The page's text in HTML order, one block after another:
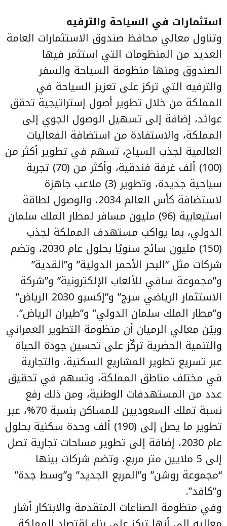
استثمارات في السياحة والترفيه
وتناول معالي محافظ صندوق الاستثمارات العامة
العديد من المنظومات التي استثمر فيها
الصندوق ومنها منظومة السياحة والسفر
والترفيه التي تركز على تعزيز السياحة في
المملكة من خلال تطوير أصول إستراتيجية تحقق
عوائد، إضافة إلى تسهيل الوصول الجوي إلى
المملكة، والاستفادة من استضافة الفعاليات
العالمية لجذب السياح، تسهم في تطوير أكثر من
(100) ألف غرفة فندقية، وأكثر من (70) تجربة
سياحية جديدة، وتطوير (3) ملاعب جاهزة
لاستضافة كأس العالم 2034، والوصول لطاقة
استيعابية (96) مليون مسافر لمطار الملك سلمان
الدولي، بما يواكب مستهدف المملكة لجذب
(150) مليون سائح سنويًا بحلول عام 2030، وتضم
شركات مثل “البحر الأحمر الدولية” و”القدية”
و”مجموعة سافي للألعاب الإلكترونية” و”شركة
الاستثمار الرياضي سرج” و”إكسبو 2030 الرياض”
و”مطار الملك سلمان الدولي” و”طيران الرياض”.
وبيّن معالي الرميان أن منظومة التطوير العمراني
والتنمية الحضرية تركّز على تحسين جودة الحياة
عبر تسريع تطوير المشاريع السكنية، والتجارية
في مختلف مناطق المملكة، وتسهم في تحقيق
عدد من المستهدفات الوطنية، ومن ذلك رفع
نسبة تملك السعوديين للمساكن بنسبة 70%، عبر
تطوير ما يصل إلى (190) ألف وحدة سكنية بحلول
عام 2030، إضافة إلى تطوير مساحات تجارية تصل
إلى 5 ملايين متر مربع، وتضم شركات بينها
“مجموعة روشن” و”المربع الجديد” و”وسط جدة”
و”كافد”.
وفي منظومة الصناعات المتقدمة والابتكار أشار